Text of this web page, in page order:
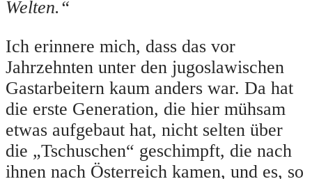
Welten.“
Ich erinnere mich, dass das vor
Jahrzehnten unter den jugoslawischen
Gastarbeitern kaum anders war. Da hat
die erste Generation, die hier mühsam
etwas aufgebaut hat, nicht selten über
die „Tschuschen“ geschimpft, die nach
ihnen nach Österreich kamen, und es, so